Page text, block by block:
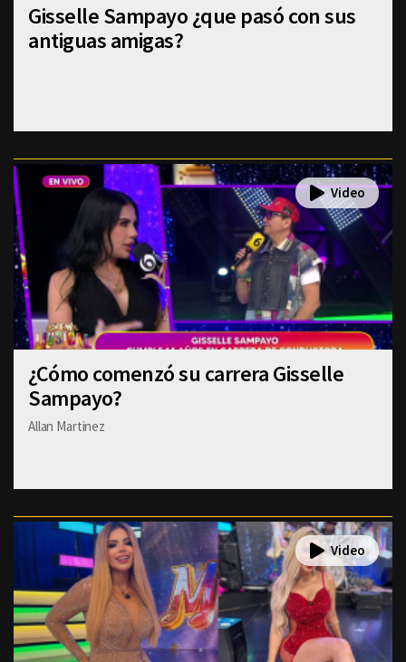
Gisselle Sampayo ¿que pasó con sus
antiguas amigas?
¿Cómo comenzó su carrera Gisselle
Sampayo?
Allan Martinez